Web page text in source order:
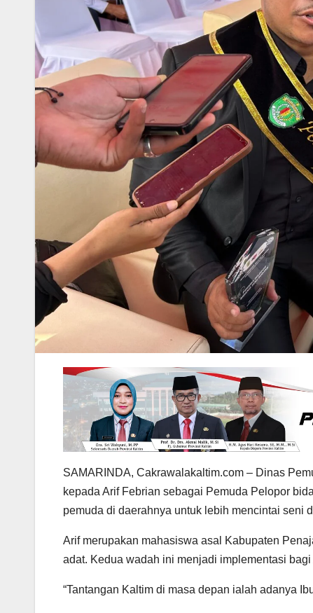
SAMARINDA, Cakrawalakaltim.com – Dinas
kepada Arif Febrian sebagai Pemuda Pelopor
pemuda di daerahnya untuk lebih mencintai seni
Arif merupakan mahasiswa asal Kabupaten
adat. Kedua wadah ini menjadi implementasi
“Tantangan Kaltim di masa depan ialah adanya